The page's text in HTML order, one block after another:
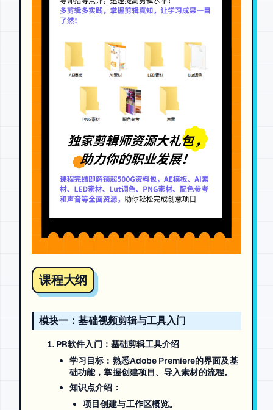
课程大纲
模块一：基础视频剪辑与工具入门
PR软件入门：基础剪辑工具介绍
学习目标 ：熟悉Adobe Premiere的界面及基
础功能，掌握创建项目、导入素材的流程。
知识点介绍 ：
项目创建与工作区概览。